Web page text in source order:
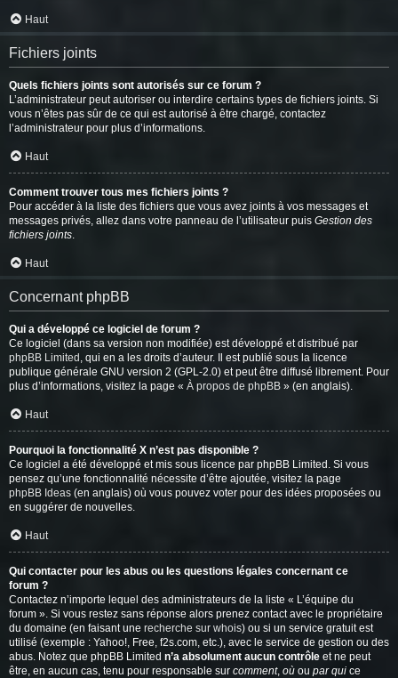
Haut
Fichiers joints
Quels fichiers joints sont autorisés sur ce forum ?
L’administrateur peut autoriser ou interdire certains types de fichiers joints. Si
vous n’êtes pas sûr de ce qui est autorisé à être chargé, contactez
l’administrateur pour plus d’informations.
Haut
Comment trouver tous mes fichiers joints ?
Pour accéder à la liste des fichiers que vous avez joints à vos messages et
messages privés, allez dans votre panneau de l’utilisateur puis Gestion des
fichiers joints.
Haut
Concernant phpBB
Qui a développé ce logiciel de forum ?
Ce logiciel (dans sa version non modifiée) est développé et distribué par
phpBB Limited , qui en a les droits d’auteur. Il est publié sous la licence
publique générale GNU version 2 (GPL-2.0) et peut être diffusé librement. Pour
plus d’informations, visitez la page « À propos de phpBB » (en anglais).
Haut
Pourquoi la fonctionnalité X n’est pas disponible ?
Ce logiciel a été développé et mis sous licence par phpBB Limited. Si vous
pensez qu’une fonctionnalité nécessite d’être ajoutée, visitez la page
phpBB Ideas (en anglais) où vous pouvez voter pour des idées proposées ou
en suggérer de nouvelles.
Haut
Qui contacter pour les abus ou les questions légales concernant ce
forum ?
Contactez n’importe lequel des administrateurs de la liste « L’équipe du
forum ». Si vous restez sans réponse alors prenez contact avec le propriétaire
du domaine (en faisant une recherche sur whois) ou si un service gratuit est
utilisé (exemple : Yahoo!, Free, f2s.com, etc.), avec le service de gestion ou des
abus. Notez que phpBB Limited n’a absolument aucun contrôle et ne peut
être, en aucun cas, tenu pour responsable sur comment, où ou par qui ce